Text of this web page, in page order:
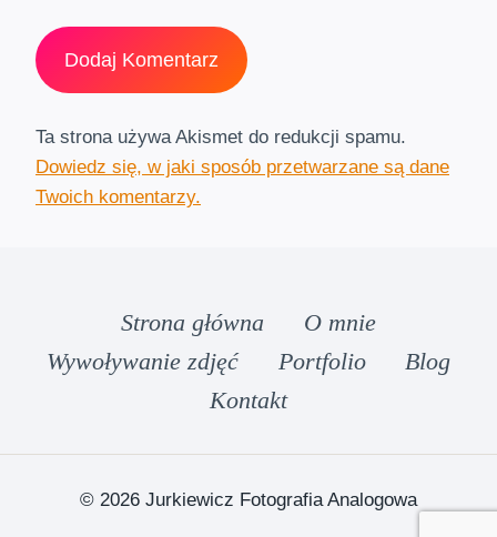
Ta strona używa Akismet do redukcji spamu.
Dowiedz się, w jaki sposób przetwarzane są dane
Twoich komentarzy.
Strona główna
O mnie
Wywoływanie zdjęć
Portfolio
Blog
Kontakt
© 2026 Jurkiewicz Fotografia Analogowa